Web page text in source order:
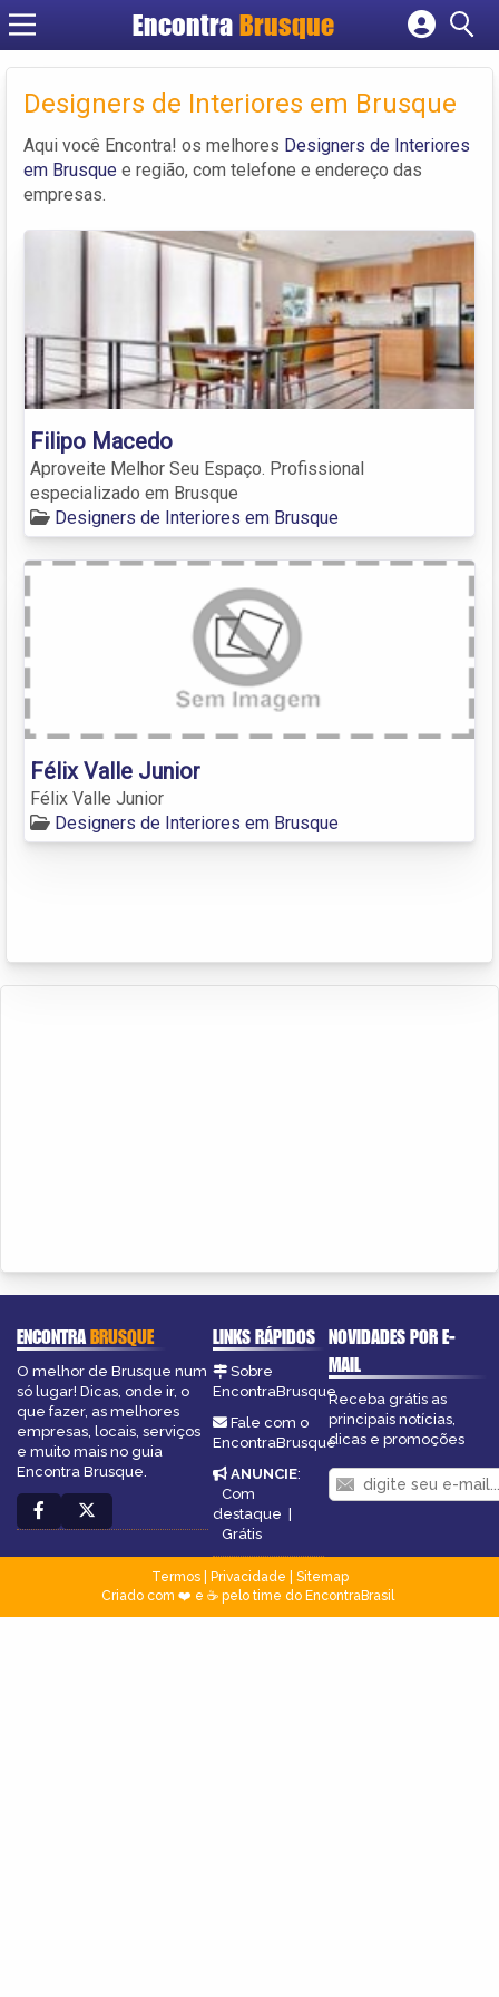
EncontraBrusque
Cadastrar empresa
Criar conta
Designers de Interiores em Brusque
Aqui você Encontra! os melhores Designers de Interiores
em Brusque e região, com telefone e endereço das
empresas.
Filipo Macedo
Aproveite Melhor Seu Espaço. Profissional
especializado em Brusque
Designers de Interiores em Brusque
Félix Valle Junior
Félix Valle Junior
Designers de Interiores em Brusque
ENCONTRABRUSQUE
O melhor de Brusque num
só lugar! Dicas, onde ir, o
que fazer, as melhores
empresas, locais, serviços
e muito mais no guia
Encontra Brusque.
LINKS RÁPIDOS
Sobre
EncontraBrusque
Fale com o
EncontraBrusque
ANUNCIE:
Com
destaque |
Grátis
NOVIDADES POR E-
MAIL
Receba grátis as
principais notícias,
dicas e promoções
Termos| Privacidade
Sitemap
Criado com ❤️ e ☕ pelo time do EncontraBrasil